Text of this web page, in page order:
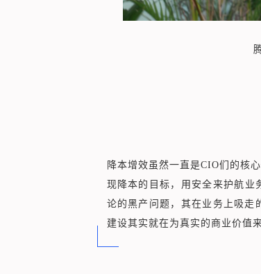
降本增效虽然一直是CIO们的核
现降本的目标，用安全来护航
论的黑产问题，其在业务上吸走
建设其实就在为真实的商业价值